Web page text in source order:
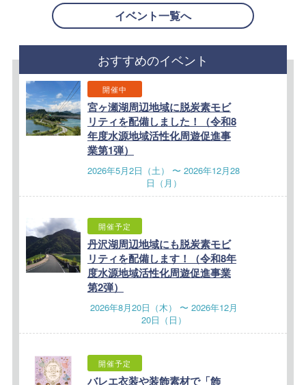
イベント一覧へ
おすすめのイベント
開催中
宮ヶ瀬湖周辺地域に脱炭素モビ
リティを配備しました！（令和8
年度水源地域活性化周遊促進事
業第1弾）
2026年5月2日（土） 〜 2026年12月28
日（月）
開催予定
丹沢湖周辺地域にも脱炭素モビ
リティを配備します！（令和8年
度水源地域活性化周遊促進事業
第2弾）
2026年8月20日（木） 〜 2026年12月
20日（日）
開催予定
バレエ衣装や装飾素材で「飾